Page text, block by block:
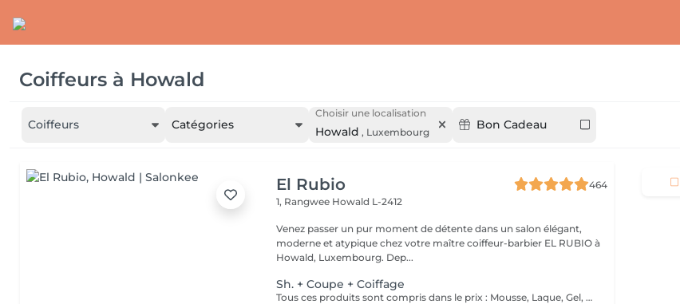
Coiffeurs à Howald
Coiffeurs Catégories
Choisir une localisation
Howald , Luxembourg
Bon Cadeau
El Rubio
464
1, Rangwee Howald L-2412
Venez passer un pur moment de détente dans un salon élégant,
moderne et atypique chez votre maître coiffeur-barbier EL RUBIO à
Howald, Luxembourg. Dep...
Sh. + Coupe + Coiffage
Tous ces produits sont compris dans le prix : Mousse, Laque, Gel, Soin démêlant, Shampoing spécifique. Tous les produits que nous utilisons sont des produits de qualité professionnelle.